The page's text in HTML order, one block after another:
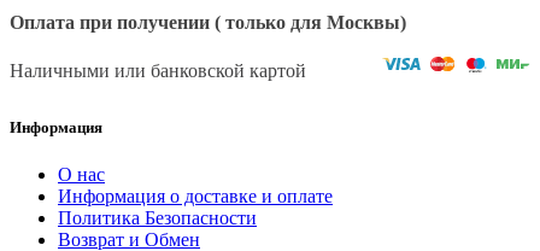
Оплата при получении ( только для Москвы)
Наличными или банковской картой
Информация
О нас
Информация о доставке и оплате
Политика Безопасности
Возврат и Обмен